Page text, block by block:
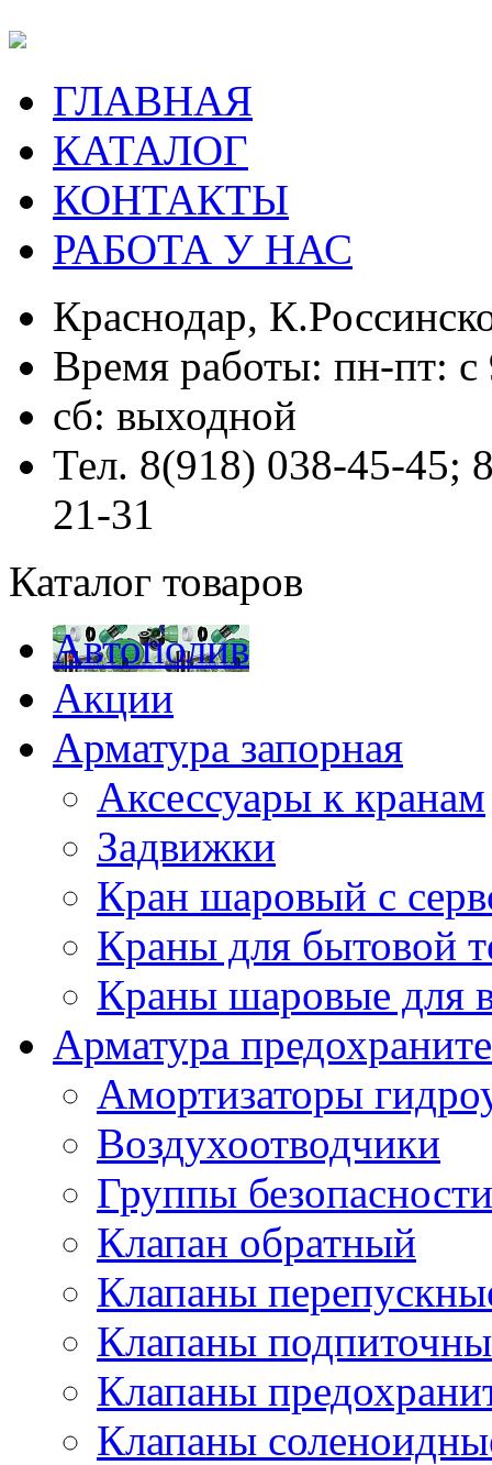
ГЛАВНАЯ
КАТАЛОГ
КОНТАКТЫ
РАБОТА У НАС
Краснодар,
Время работы: пн-пт:
сб: выходной
Тел. 8(918) 038-45-45;
21-31
Каталог товаров
Автополив
Акции
Арматура запорная
Аксессуары к кранам
Задвижки
Кран шаровый с
Краны для бытовой
Краны шаровые для
Арматура
Амортизаторы
Воздухоотводчики
Группы безопасности
Клапан обратный
Клапаны
Клапаны
Клапаны
Клапаны